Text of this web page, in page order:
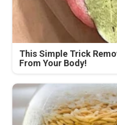
This Simple Trick
From Your Body!